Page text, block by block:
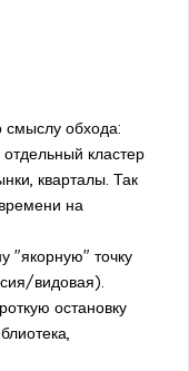
смыслу обхода:
кластер
кварталы. Так
на
"якорную" точку
видовая).
остановку